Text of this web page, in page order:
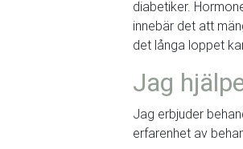
diabetiker.
innebär det att
det långa loppet
Jag
Jag erbjuder
erfarenhet av